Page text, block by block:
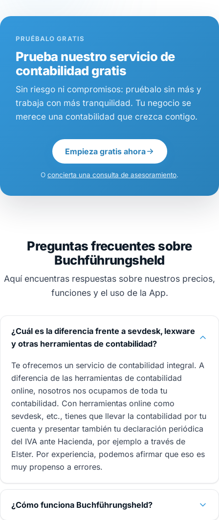
PRUÉBALO GRATIS
Prueba nuestro servicio de
contabilidad gratis
Sin riesgo ni compromisos: pruébalo sin más y
trabaja con más tranquilidad. Tu negocio se
merece una contabilidad que crezca contigo.
Empieza gratis ahora
O concierta una consulta de asesoramiento.
Preguntas frecuentes sobre
Buchführungsheld
Aquí encuentras respuestas sobre nuestros precios,
funciones y el uso de la App.
¿Cuál es la diferencia frente a sevdesk, lexware
y otras herramientas de contabilidad?
Te ofrecemos un servicio de contabilidad integral. A
diferencia de las herramientas de contabilidad
online, nosotros nos ocupamos de toda tu
contabilidad. Con herramientas online como
sevdesk, etc., tienes que llevar la contabilidad por tu
cuenta y presentar también tu declaración periódica
del IVA ante Hacienda, por ejemplo a través de
Elster. Por experiencia, podemos afirmar que eso es
muy propenso a errores.
¿Cómo funciona Buchführungsheld?